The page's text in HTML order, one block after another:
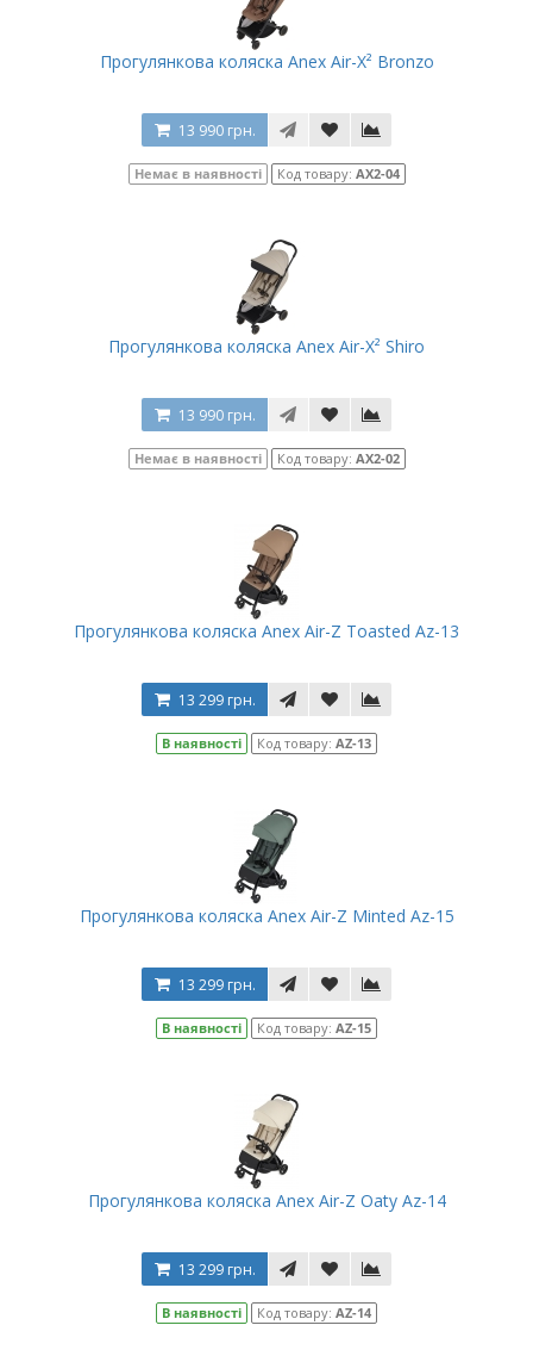
Прогулянкова коляска Anex Air-X² Bronzo
13 990 грн.
Немає в наявності Код товару: AX2-04
Прогулянкова коляска Anex Air-X² Shiro
13 990 грн.
Немає в наявності Код товару: AX2-02
Прогулянкова коляска Anex Air-Z Toasted Az-13
13 299 грн.
В наявності Код товару: AZ-13
Прогулянкова коляска Anex Air-Z Minted Az-15
13 299 грн.
В наявності Код товару: AZ-15
Прогулянкова коляска Anex Air-Z Oaty Az-14
13 299 грн.
В наявності Код товару: AZ-14